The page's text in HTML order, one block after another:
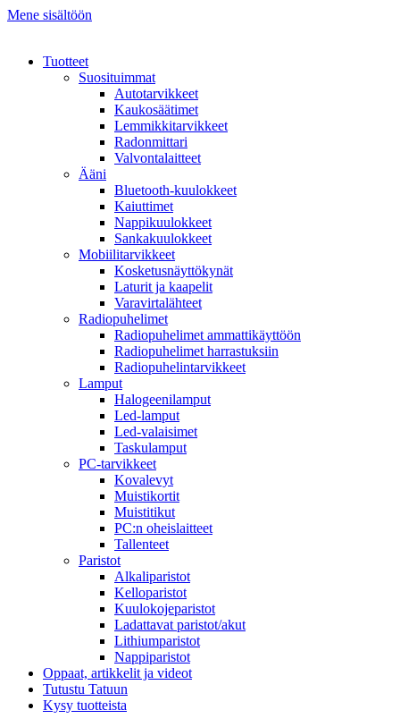
Mene sisältöön
Tuotteet
Suosituimmat
Autotarvikkeet
Kaukosäätimet
Lemmikkitarvikkeet
Radonmittari
Valvontalaitteet
Ääni
Bluetooth-kuulokkeet
Kaiuttimet
Nappikuulokkeet
Sankakuulokkeet
Mobiilitarvikkeet
Kosketusnäyttökynät
Laturit ja kaapelit
Varavirtalähteet
Radiopuhelimet
Radiopuhelimet ammattikäyttöön
Radiopuhelimet harrastuksiin
Radiopuhelintarvikkeet
Lamput
Halogeenilamput
Led-lamput
Led-valaisimet
Taskulamput
PC-tarvikkeet
Kovalevyt
Muistikortit
Muistitikut
PC:n oheislaitteet
Tallenteet
Paristot
Alkaliparistot
Kelloparistot
Kuulokojeparistot
Ladattavat paristot/akut
Lithiumparistot
Nappiparistot
Oppaat, artikkelit ja videot
Tutustu Tatuun
Kysy tuotteista